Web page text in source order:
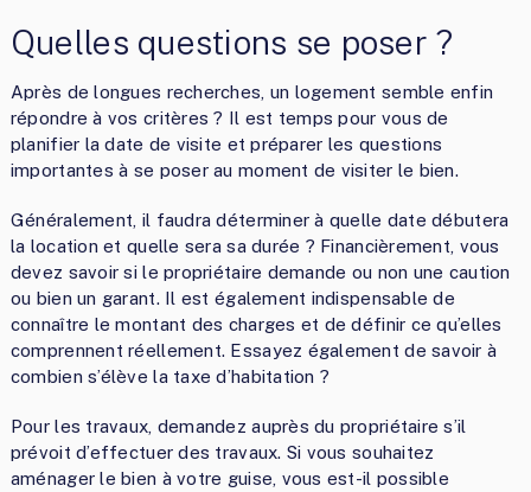
Quelles questions se poser ?
Après de longues recherches, un logement semble enfin
répondre à vos critères ? Il est temps pour vous de
planifier la date de visite et préparer les questions
importantes à se poser au moment de visiter le bien.
Généralement, il faudra déterminer à quelle date débutera
la location et quelle sera sa durée ? Financièrement, vous
devez savoir si le propriétaire demande ou non une caution
ou bien un garant. Il est également indispensable de
connaître le montant des charges et de définir ce qu’elles
comprennent réellement. Essayez également de savoir à
combien s’élève la taxe d’habitation ?
Pour les travaux, demandez auprès du propriétaire s’il
prévoit d’effectuer des travaux. Si vous souhaitez
aménager le bien à votre guise, vous est-il possible